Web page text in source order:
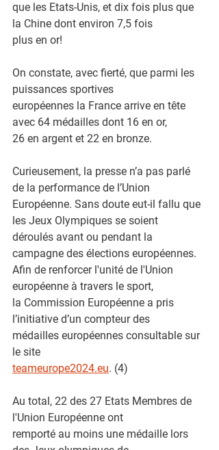
que les Etats-Unis, et dix fois plus que
la Chine dont environ 7,5 fois
plus en or!
On constate, avec fierté, que parmi les
puissances sportives
européennes la France arrive en tête
avec 64 médailles dont 16 en or,
26 en argent et 22 en bronze.
Curieusement, la presse n’a pas parlé
de la performance de l’Union
Européenne. Sans doute eut-il fallu que
les Jeux Olympiques se soient
déroulés avant ou pendant la
campagne des élections européennes.
Afin de renforcer l'unité de l'Union
européenne à travers le sport,
la Commission Européenne a pris
l’initiative d’un compteur des
médailles européennes consultable sur
le site
teameurope2024.eu. (4)
Au total, 22 des 27 Etats Membres de
l'Union Européenne ont
remporté au moins une médaille lors